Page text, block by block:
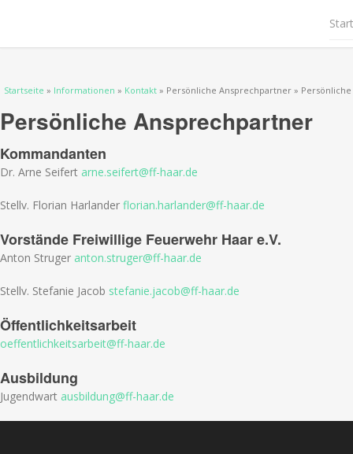
Sie sind hier
Startseite » Informationen » Kontakt » Persönliche Ansprechpartner »
Persönliche Ansprechpartner
Kommandanten
Dr. Arne Seifert arne.seifert@ff-haar.de
Stellv. Florian Harlander florian.harlander@ff-haar.de
Vorstände Freiwillige Feuerwehr Haar e.V.
Anton Struger anton.struger@ff-haar.de
Stellv. Stefanie Jacob stefanie.jacob@ff-haar.de
Öffentlichkeitsarbeit
oeffentlichkeitsarbeit@ff-haar.de
Ausbildung
Jugendwart ausbildung@ff-haar.de